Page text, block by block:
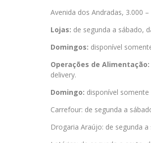
Avenida dos Andradas, 3.000
Lojas: de segunda a sábado,
Domingos: disponível
Operações de Alimentação:
delivery.
Domingo: disponível somente
Carrefour: de segunda a
Drogaria Araújo: de segunda